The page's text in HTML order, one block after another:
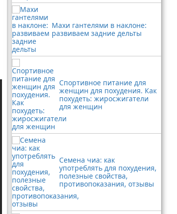
Махи гантелями в наклоне:
развиваем задние дельты
Спортивное питание для
женщин для похудения. Как
похудеть: жиросжигатели
для женщин
Семена чиа: как
употреблять для похудения,
полезные свойства,
противопоказания, отзывы